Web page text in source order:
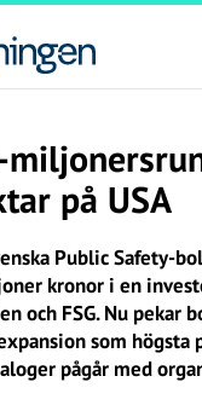
på USA
Public Safety-
kronor i en
och FSG. Nu pekar
som högsta
pågår med